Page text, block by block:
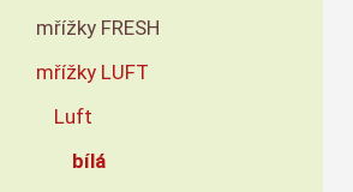
mřížky FRESH
mřížky LUFT
Luft
bílá